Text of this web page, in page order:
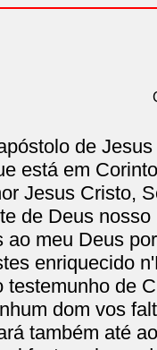
de
está em
Jesus Cristo,
de Deus
ao meu Deus
enriquecido
testemunho de
dom vos
também até